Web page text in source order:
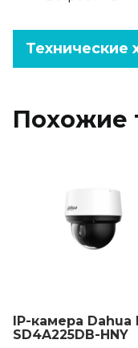
Технические
Похожие
IP-камера Dahua
SD4A225DB-HNY